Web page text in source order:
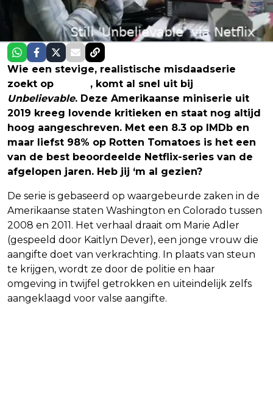
Wie een stevige, realistische misdaadserie
zoekt op
, komt al snel uit bij
Unbelievable. Deze Amerikaanse miniserie uit
2019 kreeg lovende kritieken en staat nog altijd
hoog aangeschreven. Met een 8.3 op IMDb en
maar liefst 98% op Rotten Tomatoes is het een
van de best beoordeelde Netflix-series van de
afgelopen jaren. Heb jij ‘m al gezien?
De serie is gebaseerd op waargebeurde zaken in de
Amerikaanse staten Washington en Colorado tussen
2008 en 2011. Het verhaal draait om Marie Adler
(gespeeld door Kaitlyn Dever), een jonge vrouw die
aangifte doet van verkrachting. In plaats van steun
te krijgen, wordt ze door de politie en haar
omgeving in twijfel getrokken en uiteindelijk zelfs
aangeklaagd voor valse aangifte.